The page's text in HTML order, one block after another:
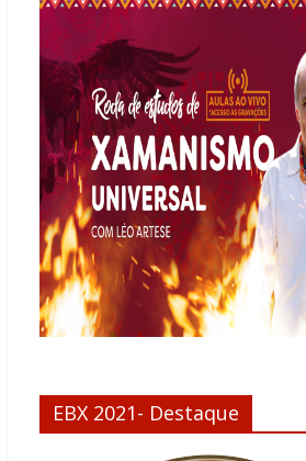
EBX 2021- Destaque